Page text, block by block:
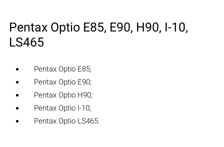
Pentax Optio E85, E90, H90, I-10,
LS465
Pentax Optio E85;
Pentax Optio E90;
Pentax Optio H90;
Pentax Optio I-10;
Pentax Optio LS465.